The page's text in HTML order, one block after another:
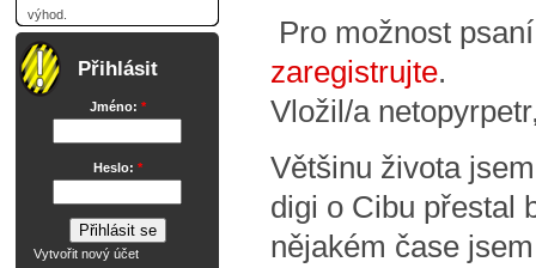
výhod.
Přihlásit
Jméno: *
Heslo: *
Vytvořit nový účet
Pro možnost
zaregistrujte.
Vložil/a
Většinu života
digi o Cibu přestal
nějakém čase